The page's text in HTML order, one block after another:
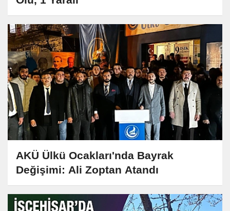
AKÜ Ülkü Ocakları'nda Bayrak
Değişimi: Ali Zoptan Atandı